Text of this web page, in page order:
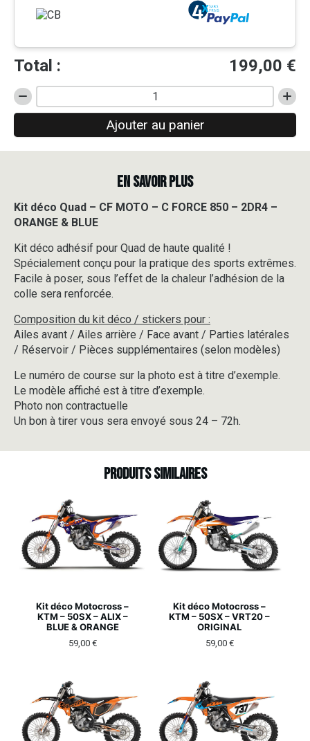
Total : 199,00 €
quantité
de
déco
Quad
-
C
850
-
2DR4
-
ORANGE
&
BLUE
Ajouter au panier
EN SAVOIR PLUS
Kit déco Quad – CF MOTO – C FORCE 850 – 2DR4 –
ORANGE & BLUE
Kit déco adhésif pour Quad de haute qualité !
Spécialement conçu pour la pratique des sports extrêmes.
Facile à poser, sous l’effet de la chaleur l’adhésion de la
colle sera renforcée.
Composition du kit déco / stickers pour :
Ailes avant / Ailes arrière / Face avant / Parties latérales
/ Réservoir / Pièces supplémentaires (selon modèles)
Le numéro de course sur la photo est à titre d’exemple.
Le modèle affiché est à titre d’exemple.
Photo non contractuelle
Un bon à tirer vous sera envoyé sous 24 – 72h.
Produits similaires
Kit déco Motocross –
KTM – 50SX – ALIX –
BLUE & ORANGE
59,00 €
Kit déco Motocross –
KTM – 50SX – VRT20 –
ORIGINAL
59,00 €